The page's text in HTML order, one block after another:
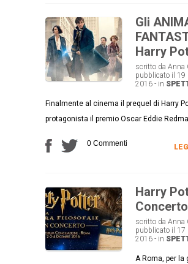
Gli
Harry
scritto da Anna
pubblicato il 19
2016 - in
Finalmente al cinema il prequel di Harry
protagonista il premio Oscar Eddie
0 Commenti
Harry
Concerto
scritto da Anna
pubblicato il 17
2016 - in
A Roma, per la